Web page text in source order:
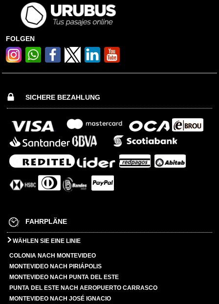
FOLGEN
SICHERE BEZAHLUNG
FAHRPLÄNE
WÄHLEN SIE EINE LINIE
COLONIA NACH MONTEVIDEO
MONTEVIDEO NACH PIRIÁPOLIS
MONTEVIDEO NACH PUNTA DEL ESTE
PUNTA DEL ESTE NACH AEROPUERTO CARRASCO
MONTEVIDEO NACH JOSÉ IGNACIO